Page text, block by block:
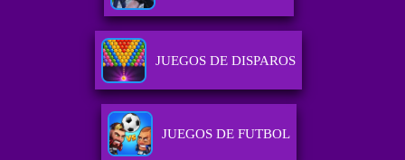
JUEGOS DE DISPAROS
JUEGOS DE FUTBOL